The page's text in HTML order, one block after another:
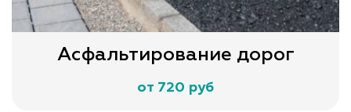
Асфальтирование дорог
от 720 руб